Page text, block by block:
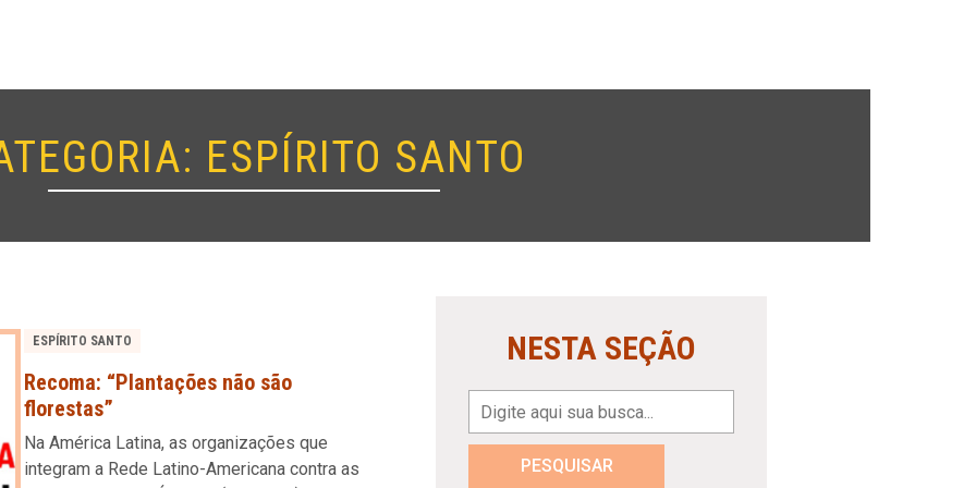
ESPÍRITO SANTO
ESPÍRITO SANTO
Recoma: “Plantações não são
florestas”
Na América Latina, as organizações que
integram a Rede Latino-Americana contra as
NESTA SEÇÃO
PESQUISAR